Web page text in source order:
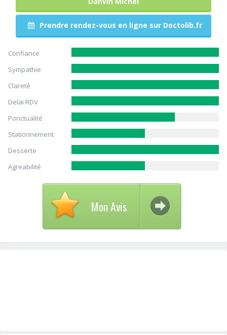
Prendre rendez-vous en ligne sur Doctolib.fr
Confiance
Sympathie
Clareté
Delai RDV
Ponctualité
Stationnement
Desserte
Agreabilité
Mon Avis